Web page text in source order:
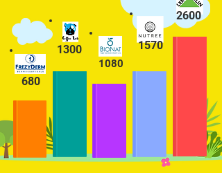
2600
680
1080
1570
1300